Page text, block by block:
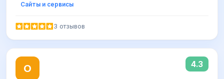
Сайты и сервисы
3 отзывов
О 4.3